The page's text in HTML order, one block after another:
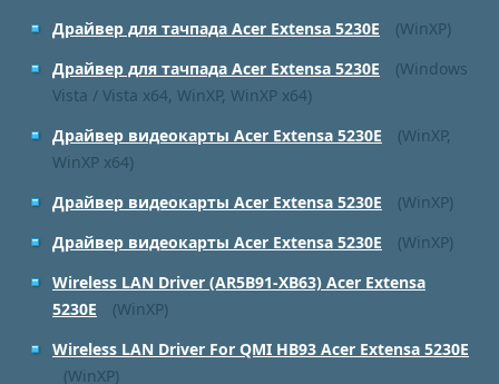
Драйвер для тачпада Acer Extensa 5230E
(WinXP)
Драйвер для тачпада Acer Extensa 5230E
(Windows
Vista / Vista x64, WinXP, WinXP x64)
Драйвер видеокарты Acer Extensa 5230E
(WinXP,
WinXP x64)
Драйвер видеокарты Acer Extensa 5230E
(WinXP)
Драйвер видеокарты Acer Extensa 5230E
(WinXP)
Wireless LAN Driver (AR5B91-XB63) Acer Extensa
5230E
(WinXP)
Wireless LAN Driver For QMI HB93 Acer Extensa 5230E
(WinXP)